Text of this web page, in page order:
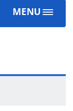
MENU
Toggle